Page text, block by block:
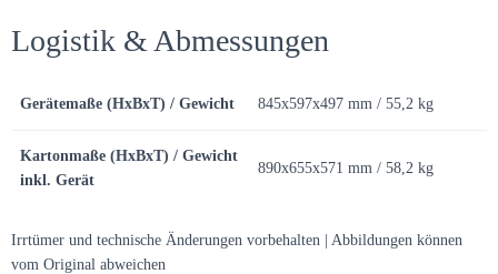
Logistik & Abmessungen
Gerätemaße (HxBxT) / Gewicht 845x597x497 mm / 55,2 kg
Kartonmaße (HxBxT) / Gewicht
inkl. Gerät
890x655x571 mm / 58,2 kg
Irrtümer und technische Änderungen vorbehalten | Abbildungen können
vom Original abweichen